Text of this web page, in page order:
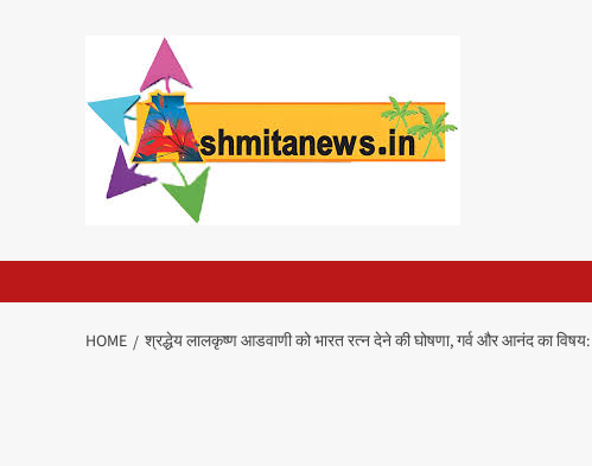
HOME श्रद्धेय लालकृष्ण आडवाणी को भारत रत्न देने की घोषणा, गर्व और आनंद का विषय: